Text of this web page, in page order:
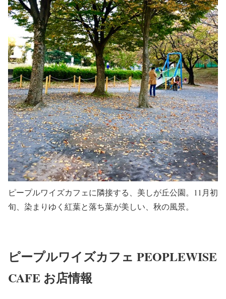
ピープルワイズカフェに隣接する、美しが丘公園。11月初
旬、染まりゆく紅葉と落ち葉が美しい、秋の風景。
ピープルワイズカフェ PEOPLEWISE
CAFE お店情報